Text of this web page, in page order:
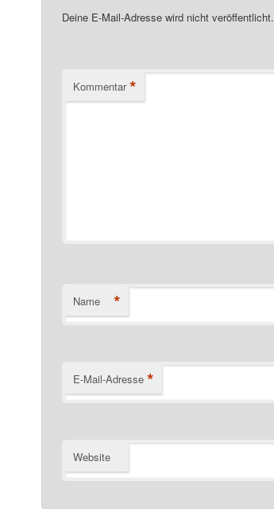
Deine E-Mail-Adresse wird nicht veröffentlicht.
Kommentar *
Name *
E-Mail-Adresse *
Website